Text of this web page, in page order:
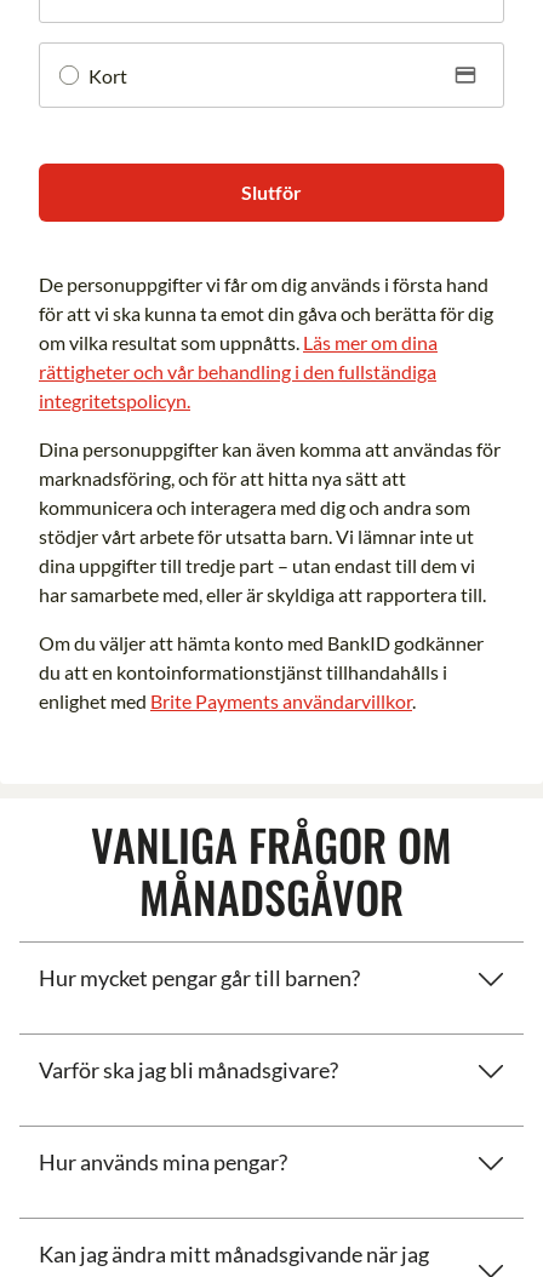
Kort
Slutför
De personuppgifter vi får om dig används i första hand
för att vi ska kunna ta emot din gåva och berätta för dig
om vilka resultat som uppnåtts. Läs mer om dina
rättigheter och vår behandling i den fullständiga
integritetspolicyn.
Dina personuppgifter kan även komma att användas för
marknadsföring, och för att hitta nya sätt att
kommunicera och interagera med dig och andra som
stödjer vårt arbete för utsatta barn. Vi lämnar inte ut
dina uppgifter till tredje part – utan endast till dem vi
har samarbete med, eller är skyldiga att rapportera till.
Om du väljer att hämta konto med BankID godkänner
du att en kontoinformationstjänst tillhandahålls i
enlighet med Brite Payments användarvillkor.
VANLIGA FRÅGOR OM
MÅNADSGÅVOR
Hur mycket pengar går till barnen?
Varför ska jag bli månadsgivare?
Hur används mina pengar?
Kan jag ändra mitt månadsgivande när jag